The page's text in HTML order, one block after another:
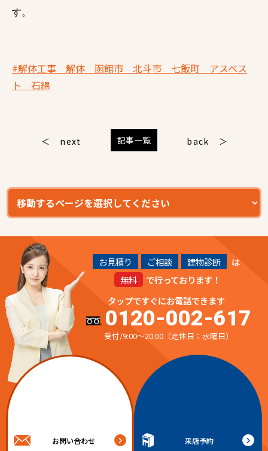
す。
#解体工事 解体 函館市 北斗市 七飯町 アスベス
ト 石綿
next 記事一覧 back
お見積り ご相談 建物診断
は
無料
で行っております！
タップですぐにお電話できます
0120-002-617
受付/9:00～20:00（定休日：水曜日）
お問い合わせ 来店予約